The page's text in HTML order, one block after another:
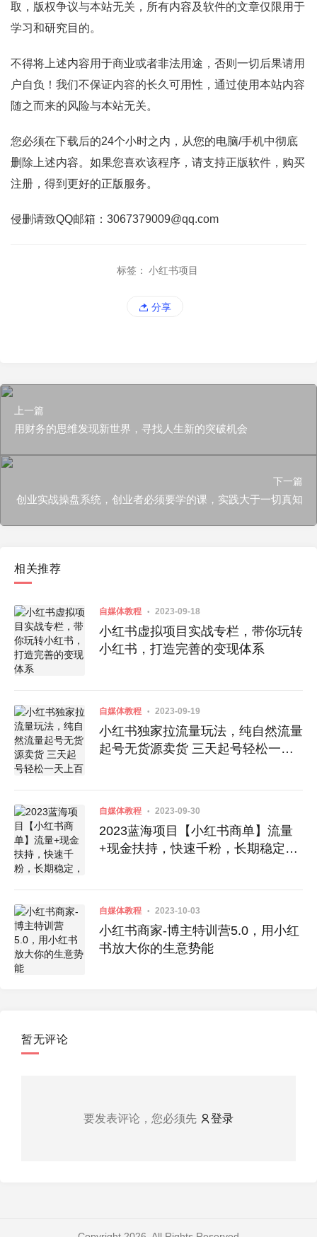
取，版权争议与本站无关，所有内容及软件的文章仅限用于
学习和研究目的。
不得将上述内容用于商业或者非法用途，否则一切后果请用
户自负！我们不保证内容的长久可用性，通过使用本站内容
随之而来的风险与本站无关。
您必须在下载后的24个小时之内，从您的电脑/手机中彻底
删除上述内容。如果您喜欢该程序，请支持正版软件，购买
注册，得到更好的正版服务。
侵删请致QQ邮箱：3067379009@qq.com
标签： 小红书项目
分享
上一篇
用财务的思维发现新世界，寻找人生新的突破机会
下一篇
创业实战操盘系统，创业者必须要学的课，实践大于一切真知
相关推荐
自媒体教程 2023-09-18
小红书虚拟项目实战专栏，带你玩转
小红书，打造完善的变现体系
自媒体教程 2023-09-19
小红书独家拉流量玩法，纯自然流量
起号无货源卖货 三天起号轻松一天
自媒体教程 2023-09-30
2023蓝海项目【小红书商单】流量
+现金扶持，快速千粉，长期稳定，
自媒体教程 2023-10-03
小红书商家-博主特训营5.0，用小红
书放大你的生意势能
暂无评论
要发表评论，您必须先 登录